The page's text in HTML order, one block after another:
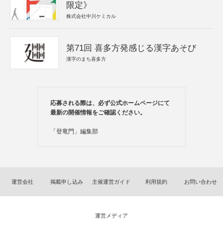
限定》
株式会社中川ケミカル
第71回 喜多方発感じる漢字あそび
漢字のまち喜多方
応募される際は、必ず公式ホームページにて
最新の開催情報をご確認ください。
「登竜門」編集部
運営会社 掲載申し込み 主催運営ガイド 利用規約 お問い合わせ
運営メディア